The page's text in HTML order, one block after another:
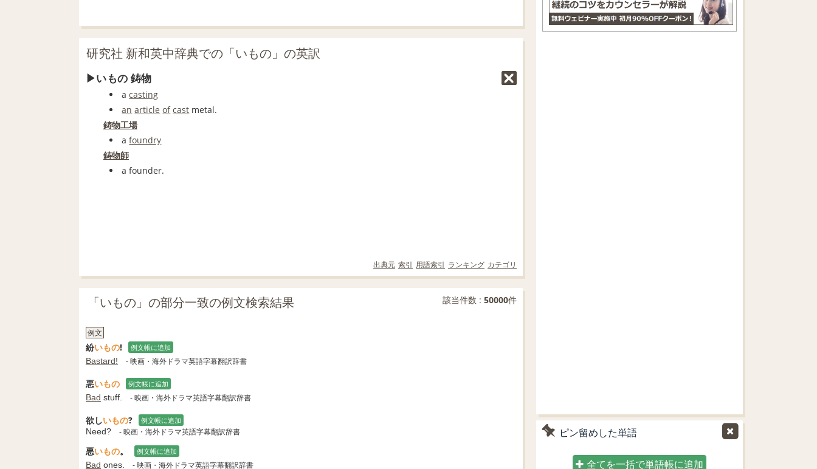
研究社 新和英中辞典での「いもの」の英訳
いもの 鋳物
acasting
an article of cast metal.
鋳物工場
afoundry
鋳物師
a founder.
出典元 索引 用語索引 ランキング カテゴリ
「いもの」の部分一致の例文検索結果 該当件数 : 50000件
例文
紛いもの! 例文帳に追加
Bastard! - 映画・海外ドラマ英語字幕翻訳辞書
悪いもの 例文帳に追加
Bad stuff. - 映画・海外ドラマ英語字幕翻訳辞書
欲しいもの? 例文帳に追加
Need? - 映画・海外ドラマ英語字幕翻訳辞書
悪いもの。 例文帳に追加
Bad ones. - 映画・海外ドラマ英語字幕翻訳辞書
ピン留めした単語
全てを一括で単語帳に追加